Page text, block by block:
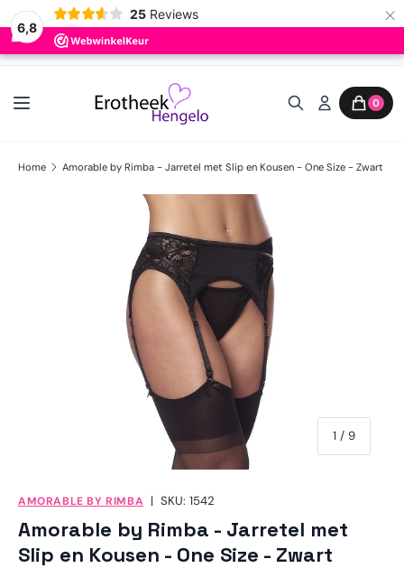
6,8
25 Reviews ×
Ga naar inhoud
0
Home Amorable by Rimba - Jarretel met Slip en Kousen - One Size - Zwart
Ga direct naar productinformatie
1 / van
9
AMORABLE BY RIMBA |SKU: 1542
Amorable by Rimba - Jarretel met
Slip en Kousen - One Size - Zwart